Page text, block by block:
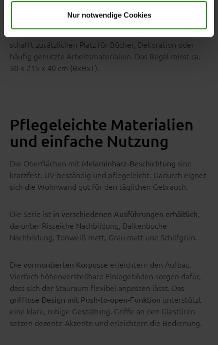
hier.
Nur notwendige Cookies
offene Regal mit fünf Holzbödenund holzfarbener
Rückwand lockert die Kombination optisch auf und
schafft zusätzlichen Platz für Bücher, Dekoration oder
häufig genutzte Arbeitsmaterialien. Das Regal misst ca.
30 x 215 x 40 cm (BxHxT).
Pflegeleichte Materialien
und einfache Nutzung
Die Oberflächen mit Melaminharz-Beschichtung sind
kratzfest, UV-beständig und pflegeleicht. Dadurch eignet
sich die Wohnwand gut für den täglichen Gebrauch.
Die Serie ist in verschiedenen Ausführungen erhältlich,
darunter Risseiche Nachbildung, Balkenbuche
Nachbildung, Tonweiß matt, Grau matt und Schilfgrün.
Die vormontierten Korpusse erleichtern den Aufbau.
Vierfach höhenverstellbare Einlegeböden sorgen dafür,
dass sich der Stauraum flexibel anpassen lässt. Das
grifflose Design mit Push-to-open-Funktion unterstützt
eine klare, ruhige Gestaltung. Griffe an den Glastüren
setzen dezente Akzente und erleichtern die Bedienung.